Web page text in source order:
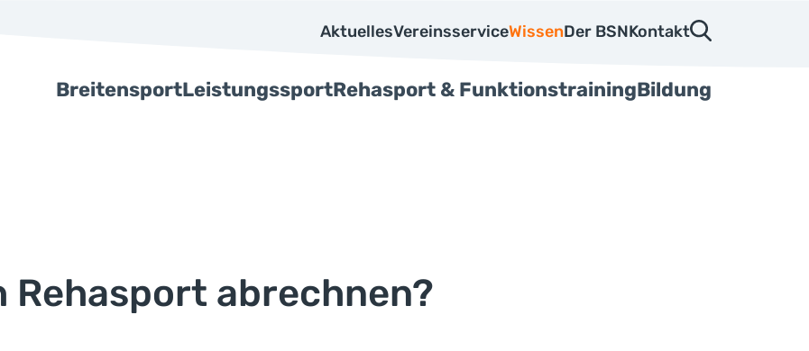
AktuellesVereinsserviceWissenDer BSNKontakt
BreitensportLeistungssportRehasport & FunktionstrainingBildung
Rehasport abrechnen?